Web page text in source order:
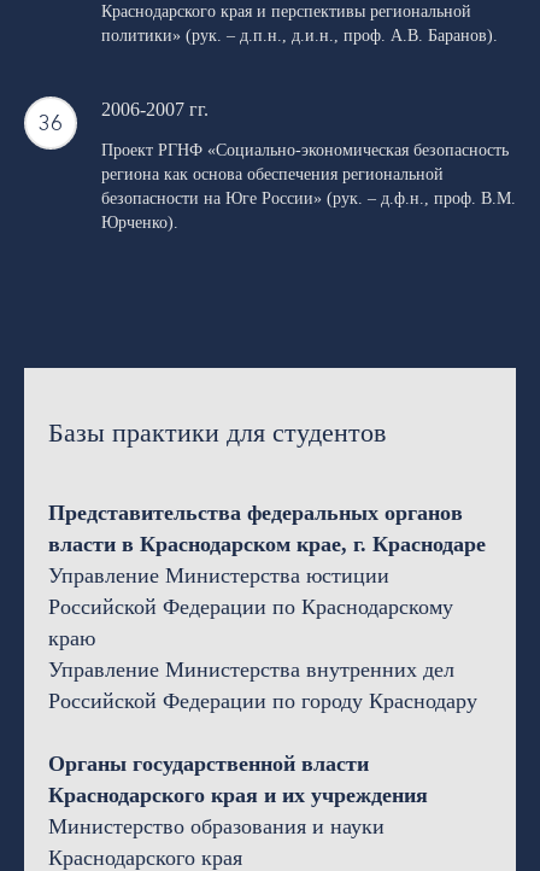
Краснодарского края и перспективы региональной
политики» (рук. – д.п.н., д.и.н., проф. А.В. Баранов).
2006-2007 гг.
Проект РГНФ «Социально-экономическая безопасность
региона как основа обеспечения региональной
безопасности на Юге России» (рук. – д.ф.н., проф. В.М.
Юрченко).
Базы практики для студентов
Представительства федеральных органов
власти в Краснодарском крае, г. Краснодаре
Управление Министерства юстиции
Российской Федерации по Краснодарскому
краю
Управление Министерства внутренних дел
Российской Федерации по городу Краснодару
Органы государственной власти
Краснодарского края и их учреждения
Министерство образования и науки
Краснодарского края